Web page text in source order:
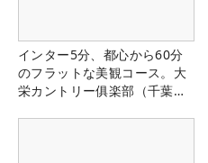
インター5分、都心から60分
のフラットな美観コース。大
栄カントリー俱楽部（千葉